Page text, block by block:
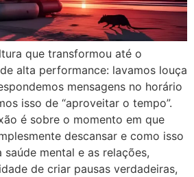
que transformou até o
alta performance: lavamos louça
mensagens no horário
isso de “aproveitar o tempo”.
é sobre o momento em que
descansar e como isso
mental e as relações,
de criar pausas verdadeiras,